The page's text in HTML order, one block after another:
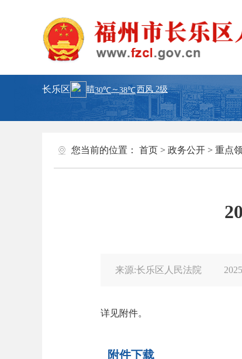
长乐区
您当前的位置： 首页 > 政务公开 > 重点
来源:长乐区人民法院
详见附件。
附件下载